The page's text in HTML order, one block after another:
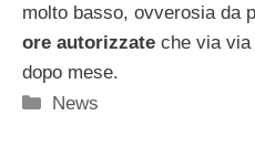
molto basso, ovverosia da
ore autorizzate che via via
dopo mese.
Categorie
News